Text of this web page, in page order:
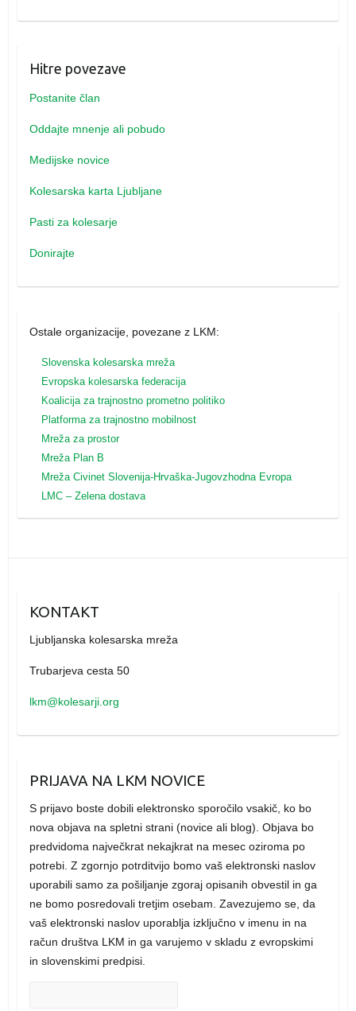
Hitre povezave
Postanite član
Oddajte mnenje ali pobudo
Medijske novice
Kolesarska karta Ljubljane
Pasti za kolesarje
Donirajte
Ostale organizacije, povezane z LKM:
Slovenska kolesarska mreža
Evropska kolesarska federacija
Koalicija za trajnostno prometno politiko
Platforma za trajnostno mobilnost
Mreža za prostor
Mreža Plan B
MrežaCivinet Slovenija-Hrvaška-Jugovzhodna Evropa
LMC – Zelena dostava
KONTAKT
Ljubljanska kolesarska mreža
Trubarjeva cesta 50
lkm@kolesarji.org
PRIJAVA NA LKM NOVICE
S prijavo boste dobili elektronsko sporočilo vsakič, ko bo
nova objava na spletni strani (novice ali blog). Objava bo
predvidoma največkrat nekajkrat na mesec oziroma po
potrebi. Z zgornjo potrditvijo bomo vaš elektronski naslov
uporabili samo za pošiljanje zgoraj opisanih obvestil in ga
ne bomo posredovali tretjim osebam. Zavezujemo se, da
vaš elektronski naslov uporablja izključno v imenu in na
račun društva LKM in ga varujemo v skladu z evropskimi
in slovenskimi predpisi.